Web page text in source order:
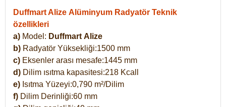
Duffmart Alize Alüminyum Radyatör Teknik
özellikleri
a) Model: Duffmart Alize
b) Radyatör Yüksekliği:1500 mm
c) Eksenler arası mesafe:1445 mm
d) Dilim ısıtma kapasitesi:218 Kcall
e) Isıtma Yüzeyi:0,790 m²/Dilim
f) Dilim Derinliği:60 mm